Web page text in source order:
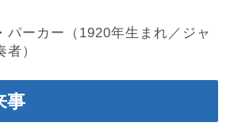
パーカー（1920年生まれ／ジャ
）
事